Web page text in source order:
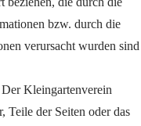
bzw. durch die
verursacht wurden sind
Kleingartenverein
Teile der Seiten oder das